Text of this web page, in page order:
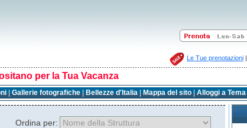
Le Tue prenotazioni |
per la Tua Vacanza
|Gallerie fotografiche|Bellezze d'Italia|Mappa del sito| Alloggi a Tema
Ordina per: